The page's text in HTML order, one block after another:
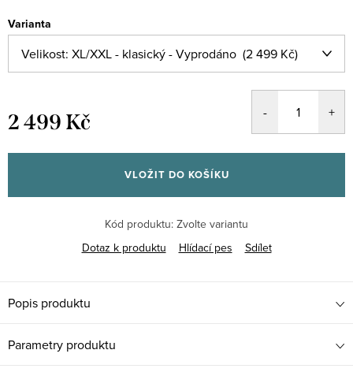
Varianta
2 499 Kč
cena:
VLOŽIT DO KOŠÍKU
Kód produktu: Zvolte variantu
Dotaz k produktu
Hlídací pes Sdílet
Popis produktu
Parametry produktu